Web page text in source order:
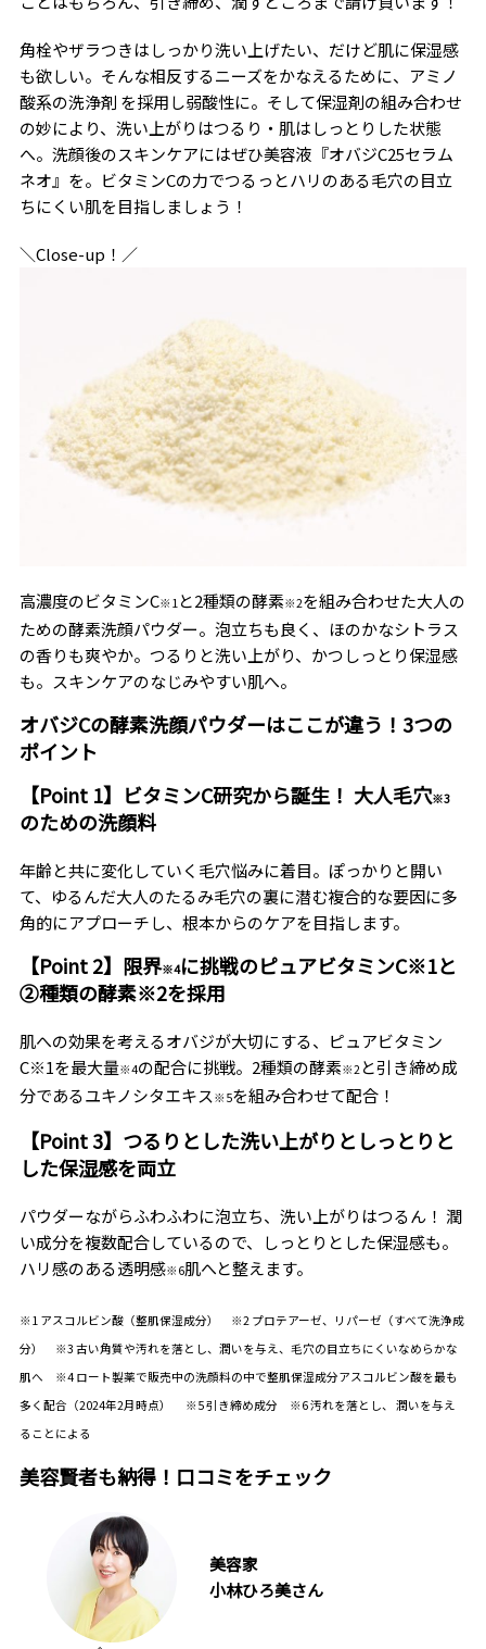
角栓やザラつきはしっかり洗い上げたい、だけど肌に保湿感
も欲しい。そんな相反するニーズをかなえるために、アミノ
酸系の洗浄剤 を採用し弱酸性に。そして保湿剤の組み合わせ
の妙により、洗い上がりはつるり・肌はしっとりした状態
へ。洗顔後のスキンケアにはぜひ美容液『オバジC25セラム
ネオ』を。ビタミンCの力でつるっとハリのある毛穴の目立
ちにくい肌を目指しましょう！
＼Close-up！／
高濃度のビタミンC※1 と2種類の酵素※2を組み合わせた大人の
ための酵素洗顔パウダー。泡立ちも良く、ほのかなシトラス
の香りも爽やか。つるりと洗い上がり、かつしっとり保湿感
も。スキンケアのなじみやすい肌へ。
オバジCの酵素洗顔パウダーはここが違う！3つの
ポイント
【Point 1】ビタミンC研究から誕生！ 大人毛穴※3
のための洗顔料
年齢と共に変化していく毛穴悩みに着目。ぽっかりと開い
て、ゆるんだ大人のたるみ毛穴の裏に潜む複合的な要因に多
角的にアプローチし、根本からのケアを目指します。
【Point 2】限界※4に挑戦のピュアビタミンC※1と
②種類の酵素※2を採用
肌への効果を考えるオバジが大切にする、ピュアビタミン
C※1を最大量※4の配合に挑戦。2種類の酵素※2 と引き締め成
分であるユキノシタエキス ※5を組み合わせて配合！
【Point 3】つるりとした洗い上がりとしっとりと
した保湿感を両立
パウダーながらふわふわに泡立ち、洗い上がりはつるん！ 潤
い成分を複数配合しているので、しっとりとした保湿感も。
ハリ感のある透明感※6肌へと整えます。
※1 アスコルビン酸（整肌保湿成分） ※2 プロテアーゼ、リパーゼ（すべて洗浄成
分） ※3 古い角質や汚れを落とし、潤いを与え、毛穴の目立ちにくいなめらかな
肌へ ※4 ロート製薬で販売中の洗顔料の中で整肌保湿成分アスコルビン酸を最も
多く配合（2024年2月時点） ※5 引き締め成分 ※6 汚れを落とし、 潤いを与え
ることによる
美容賢者も納得！口コミをチェック
美容家
小林ひろ美さん